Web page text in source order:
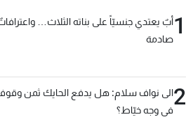
1أبٌ يعتدي جنسيّاً على بناته الثلاث…
صادمة
2الى نواف سلام: هل يدفع الحايك ثمن
في وجه خيّاط؟